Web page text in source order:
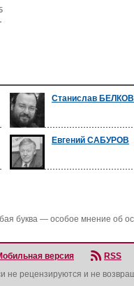
Станислав
Евгений САБУРОВ
буква — особое мнение об
версия
RSS
не рецензируются и не